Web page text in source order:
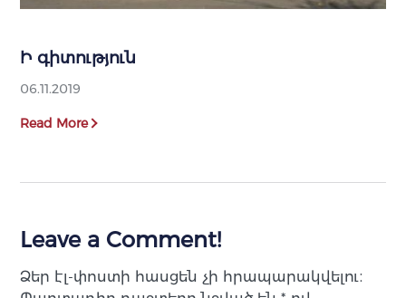
Ի գիտություն
06.11.2019
Read More
Leave a Comment!
Ձեր էլ-փոստի հասցեն չի հրապարակվելու։